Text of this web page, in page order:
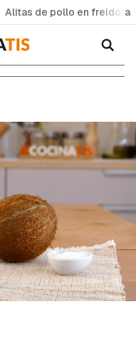
Alitas de pollo en freidora